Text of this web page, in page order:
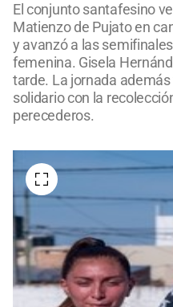
El conjunto santafesino
Matienzo de Pujato en
y avanzó a las
femenina. Gisela
tarde. La jornada
solidario con la
perecederos.